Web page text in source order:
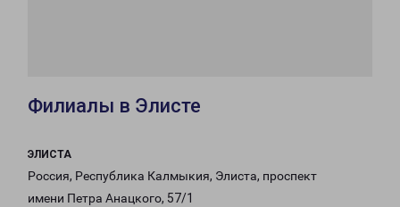
Филиалы в Элисте
ЭЛИСТА
Россия, Республика Калмыкия, Элиста, проспект
имени Петра Анацкого, 57/1